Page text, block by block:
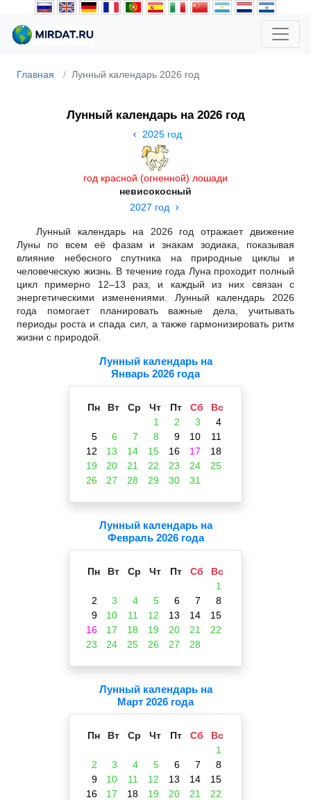
Главная Лунный календарь 2026 год
Лунный календарь на 2026 год
2025 год
год красной (огненной) лошади
невисокосный
2027 год
Лунный календарь на 2026 год отражает движение
Луны по всем её фазам и знакам зодиака, показывая
влияние небесного спутника на природные циклы и
человеческую жизнь. В течение года Луна проходит полный
цикл примерно 12–13 раз, и каждый из них связан с
энергетическими изменениями. Лунный календарь 2026
года помогает планировать важные дела, учитывать
периоды роста и спада сил, а также гармонизировать ритм
жизни с природой.
Лунный календарь на
Январь 2026 года
Пн Вт Ср Чт Пт Сб
Вс
1
2 3
4
5
6 7 8 9 10
11
12
13 14 15 16 17
18
19
20 21 22 23 24
25
26
27 28 29 30 31
Лунный календарь на
Февраль 2026 года
Пн Вт Ср Чт Пт Сб
Вс
1
2
3 4 5 6 7
8
9
10 11 12 13 14
15
16
17 18 19 20 21
22
23
24 25 26 27 28
Лунный календарь на
Март 2026 года
Пн Вт Ср Чт Пт Сб
Вс
1
2
3 4 5 6 7
8
9
10 11 12 13 14
15
16
17 18 19 20 21
22